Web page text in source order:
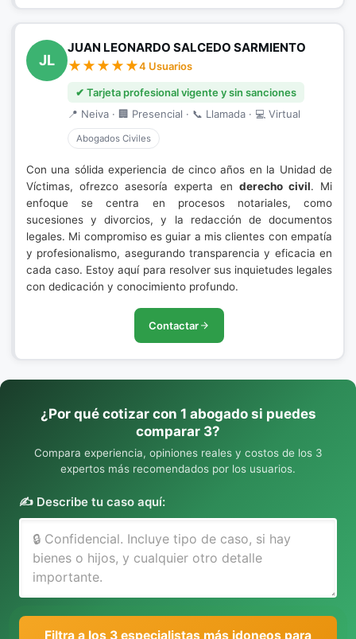
JL
JUAN LEONARDO SALCEDO SARMIENTO
4 Usuarios
✔ Tarjeta profesional vigente y sin sanciones
📍 Neiva · 🏢 Presencial · 📞 Llamada · 💻 Virtual
Abogados Civiles
Con una sólida experiencia de cinco años en la Unidad de
Víctimas, ofrezco asesoría experta en derecho civil. Mi
enfoque se centra en procesos notariales, como
sucesiones y divorcios, y la redacción de documentos
legales. Mi compromiso es guiar a mis clientes con empatía
y profesionalismo, asegurando transparencia y eficacia en
cada caso. Estoy aquí para resolver sus inquietudes legales
con dedicación y conocimiento profundo.
Contactar
¿Por qué cotizar con 1 abogado si puedes
comparar 3?
Compara experiencia, opiniones reales y costos de los 3
expertos más recomendados por los usuarios.
✍️ Describe tu caso aquí:
Filtra a los 3 especialistas más idoneos para